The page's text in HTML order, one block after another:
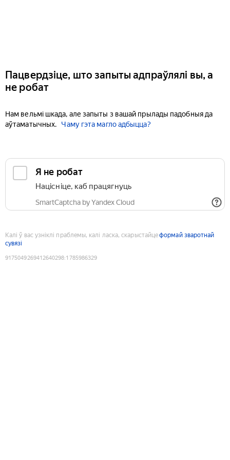
Пацвердзіце, што запыты адпраўлялі вы, а
не робат
Нам вельмі шкада, але запыты з вашай прылады падобныя да
аўтаматычных.
Чаму гэта магло адбыцца?
Я не робат
Націсніце, каб працягнуць
SmartCaptcha by Yandex Cloud
Калі ў вас узніклі праблемы, калі ласка, скарыстайцеформай зваротнай
сувязі
9175049269412640298:1785986329